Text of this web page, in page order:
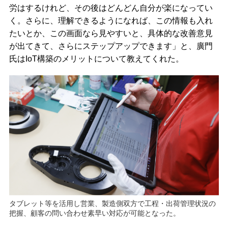
労はするけれど、その後はどんどん自分が楽になってい
く。さらに、理解できるようになれば、この情報も入れ
たいとか、この画面なら見やすいと、具体的な改善意見
が出てきて、さらにステップアップできます」と、廣門
氏はIoT構築のメリットについて教えてくれた。
タブレット等を活用し営業、製造側双方で工程・出荷管理状況の
把握、顧客の問い合わせ素早い対応が可能となった。